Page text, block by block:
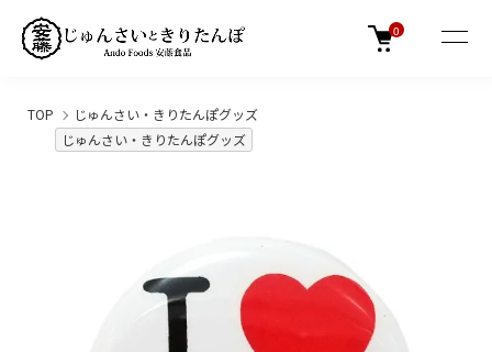
0
TOP
じゅんさい・きりたんぽグッズ
じゅんさい・きりたんぽグッズ